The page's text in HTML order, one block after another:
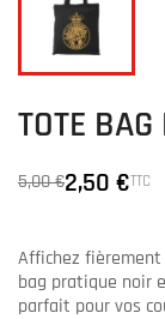
TOTE BAG
5,00 €2,50 €TTC
Affichez fièrement
bag pratique noir
parfait pour vos